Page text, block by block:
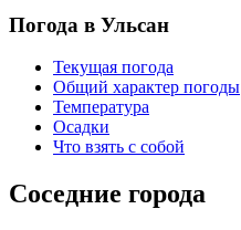
Погода в Ульсан
Текущая погода
Общий характер погоды
Температура
Осадки
Что взять с собой
Соседние города